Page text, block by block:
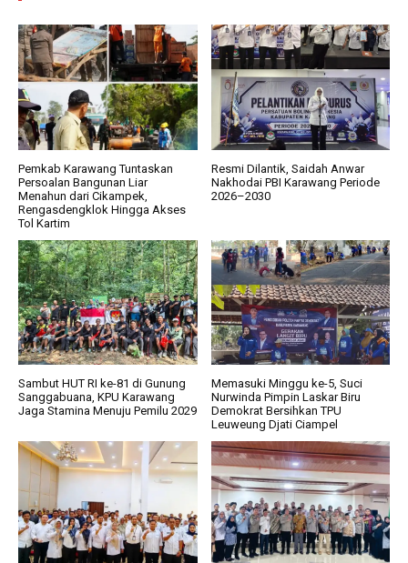
Pemkab Karawang Tuntaskan
Persoalan Bangunan Liar
Menahun dari Cikampek,
Rengasdengklok Hingga Akses
Tol Kartim
Resmi Dilantik, Saidah Anwar
Nakhodai PBI Karawang Periode
2026–2030
Sambut HUT RI ke-81 di Gunung
Sanggabuana, KPU Karawang
Jaga Stamina Menuju Pemilu 2029
Memasuki Minggu ke-5, Suci
Nurwinda Pimpin Laskar Biru
Demokrat Bersihkan TPU
Leuweung Djati Ciampel